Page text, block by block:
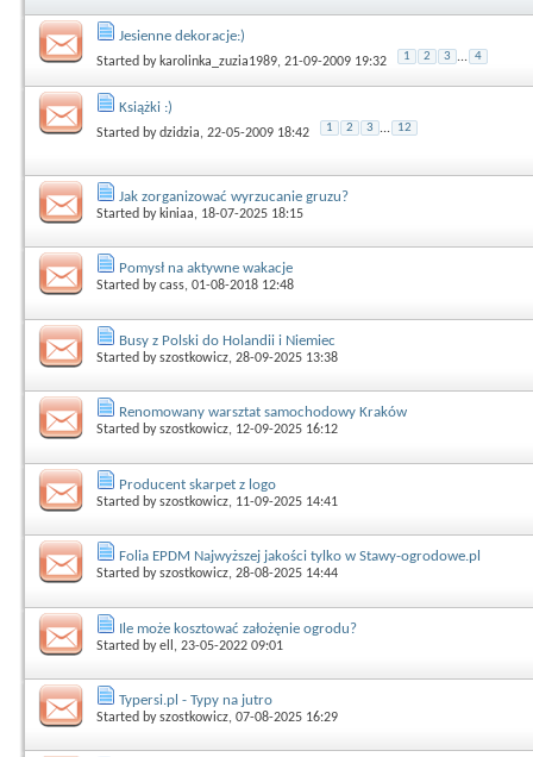
Jesienne dekoracje:)
Started by karolinka_zuzia1989, 21-09-2009 19:32 1 2 3 ... 4
Książki :)
Started bydzidzia, 22-05-2009 18:42 1 2 3 ... 12
Jak zorganizować wyrzucanie gruzu?
Started by kiniaa, 18-07-2025 18:15
Pomysł na aktywne wakacje
Started bycass, 01-08-2018 12:48
Busy z Polski do Holandii i Niemiec
Started byszostkowicz, 28-09-2025 13:38
Renomowany warsztat samochodowy Kraków
Started byszostkowicz, 12-09-2025 16:12
Producent skarpet z logo
Started byszostkowicz, 11-09-2025 14:41
Folia EPDM Najwyższej jakości tylko w Stawy-ogrodowe.pl
Started byszostkowicz, 28-08-2025 14:44
Ile może kosztować założęnie ogrodu?
Started byell , 23-05-2022 09:01
Typersi.pl - Typy na jutro
Started byszostkowicz, 07-08-2025 16:29